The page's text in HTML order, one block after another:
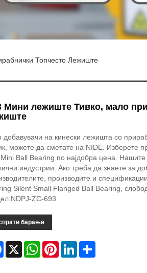
Топчесто Лежиште
Мини лежиште Тивко, мало
добавувачи на кинески лежишта со
можете да сметате на NIDE. Изберете
Ball Bearing по најдобра цена. Нашите
индустрии. Ако треба да знаете за
производите и
Silent Small Flanged Ball Bearing,
ZC-693
барање
Facebook
X WhatsAppPinterestLinkedInShare